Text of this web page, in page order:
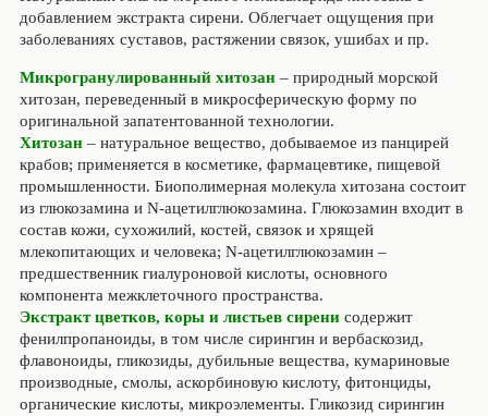
добавлением экстракта сирени. Облегчает ощущения при
заболеваниях суставов, растяжении связок, ушибах и пр.
Микрогранулированный хитозан– природный морской
хитозан, переведенный в микросферическую форму по
оригинальной запатентованной технологии.
Хитозан– натуральное вещество, добываемое из панцирей
крабов; применяется в косметике, фармацевтике, пищевой
промышленности. Биополимерная молекула хитозана состоит
из глюкозамина и N-ацетилглюкозамина. Глюкозамин входит в
состав кожи, сухожилий, костей, связок и хрящей
млекопитающих и человека; N-ацетилглюкозамин –
предшественник гиалуроновой кислоты, основного
компонента межклеточного пространства.
Экстракт цветков, коры и листьев сиренисодержит
фенилпропаноиды, в том числе сирингин и вербаскозид,
флавоноиды, гликозиды, дубильные вещества, кумариновые
производные, смолы, аскорбиновую кислоту, фитонциды,
органические кислоты, микроэлементы. Гликозид сирингин